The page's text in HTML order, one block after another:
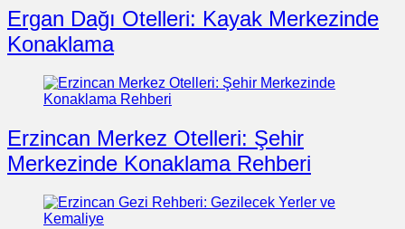
Ergan Dağı Otelleri: Kayak Merkezinde
Konaklama
Erzincan Merkez Otelleri: Şehir
Merkezinde Konaklama Rehberi